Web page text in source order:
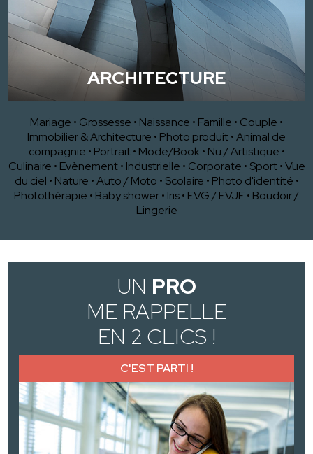
ARCHITECTURE
Mariage • Grossesse • Naissance • Famille • Couple •
Immobilier & Architecture • Photo produit•Animal de
compagnie • Portrait • Mode/Book • Nu / Artistique •
Culinaire • Evènement • Industrielle • Corporate • Sport •Vue
du ciel • Nature •Auto / Moto • Scolaire • Photo d'identité •
Photothérapie • Baby shower• Iris• EVG / EVJF• Boudoir /
Lingerie
UN PRO
ME RAPPELLE
EN 2 CLICS !
C'EST PARTI !